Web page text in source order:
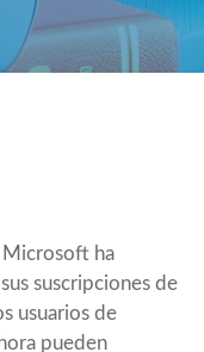
Microsoft ha
suscripciones de
usuarios de
pueden